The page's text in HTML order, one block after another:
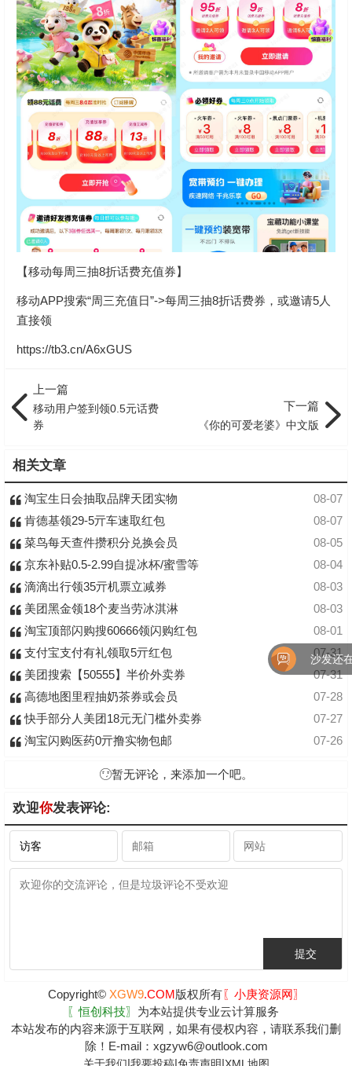
【移动每周三抽8折话费充值券】
移动APP搜索“周三充值日”->每周三抽8折话费券，或邀请5人
直接领
https://tb3.cn/A6xGUS
上一篇
移动用户签到领0.5元话费
券
下一篇
《你的可爱老婆》中文版
相关文章
08-07
淘宝生日会抽取品牌天团实物
08-07
肯德基领29-5亓车速取红包
08-05
菜鸟每天查件攒积分兑换会员
08-04
京东补贴0.5-2.99自提冰杯/蜜雪等
08-03
滴滴出行领35亓机票立减券
08-03
美团黑金领18个麦当劳冰淇淋
08-01
淘宝顶部闪购搜60666领闪购红包
07-31
支付宝支付有礼领取5亓红包
07-31
美团搜索【50555】半价外卖券
07-28
高德地图里程抽奶茶券或会员
07-27
快手部分人美团18元无门槛外卖券
07-26
淘宝闪购医药0亓撸实物包邮
暂无评论，来添加一个吧。
欢迎你发表评论:
Copyright© XGW9.COM版权所有〖小庚资源网〗
〖恒创科技〗 为本站提供专业云计算服务
本站发布的内容来源于互联网，如果有侵权内容，请联系我们删
除！E-mail：xgzyw6@outlook.com
沙发还在